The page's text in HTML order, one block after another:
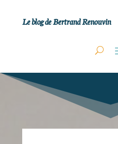
Le blog de Bertrand Renouvin